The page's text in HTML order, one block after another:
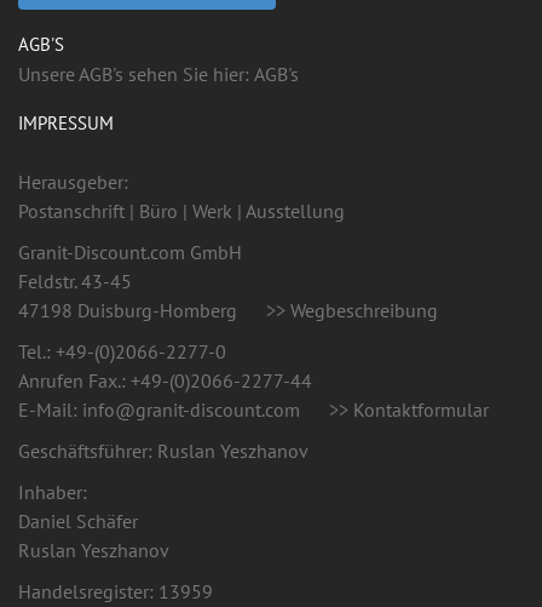
AGB'S
Unsere AGB's sehen Sie hier: AGB's
IMPRESSUM
Herausgeber:
Postanschrift | Büro | Werk | Ausstellung
Granit-Discount.com GmbH
Feldstr. 43-45
47198 Duisburg-Homberg >> Wegbeschreibung
Tel.: +49-(0)2066-2277-0
Anrufen Fax.: +49-(0)2066-2277-44
E-Mail: info@granit-discount.com >> Kontaktformular
Geschäftsführer: Ruslan Yeszhanov
Inhaber:
Daniel Schäfer
Ruslan Yeszhanov
Handelsregister: 13959